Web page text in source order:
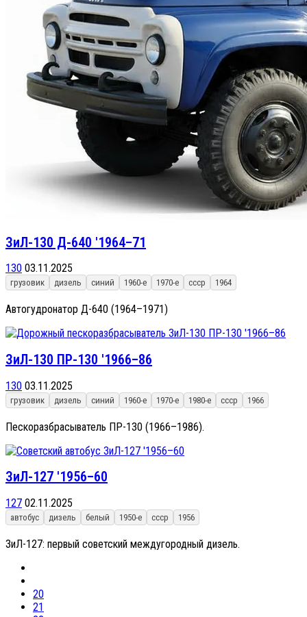
ЗиЛ-130 Д-640 '1964–71
130 03.11.2025
грузовик дизель синий 1960-е 1970-е ссср 1964
Автогудронатор Д-640 (1964–1971)
ЗиЛ-130 ПР-130 '1966–86
130 03.11.2025
грузовик дизель синий 1960-е 1970-е 1980-е ссср 1966
Пескоразбрасыватель ПР-130 (1966–1986).
ЗиЛ-127 '1956–60
127 02.11.2025
автобус дизель белый 1950-е ссср 1956
ЗиЛ-127: первый советский междугородный дизель.
20
21